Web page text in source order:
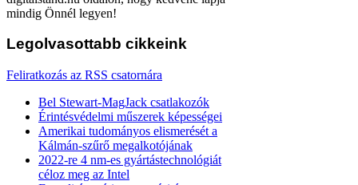
mindig Önnél legyen!
Legolvasottabb cikkeink
Feliratkozás az RSS csatornára
Bel Stewart-MagJack csatlakozók
Érintésvédelmi műszerek képességei
Amerikai tudományos elismerését a
Kálmán-szűrő megalkotójának
2022-re 4 nm-es gyártástechnológiát
céloz meg az Intel